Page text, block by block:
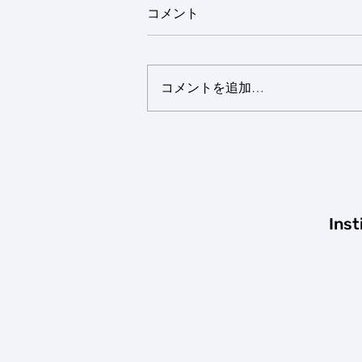
【コラム】がんはアミノ酸を
食べて育つ、がん細胞の増殖
https://jbpress.ismedia.jp/articles
/-/96138
コメント
コメントを追加…